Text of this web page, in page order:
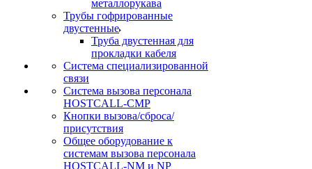
металлорукава
Трубы гофрированные
двустенные
Труба двустенная для
прокладки кабеля
Система специализированной
связи
Cистема вызова персонала
HOSTCALL-CMP
Кнопки вызова/сброса/
присутствия
Общее оборудование к
системам вызова персонала
HOSTCALL-NM и NP